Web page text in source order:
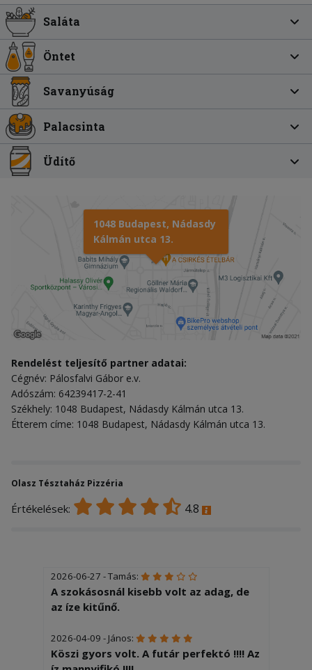
Saláta
Öntet
Savanyúság
Palacsinta
Üdítő
1048 Budapest, Nádasdy
Kálmán utca 13.
Rendelést teljesítő partner adatai:
Cégnév: Pálosfalvi Gábor e.v.
Adószám: 64239417-2-41
Székhely: 1048 Budapest, Nádasdy Kálmán utca 13.
Étterem címe: 1048 Budapest, Nádasdy Kálmán utca 13.
Olasz Tésztaház Pizzéria
Értékelések: 4.8
2026-06-27 - Tamás:
A szokásosnál kisebb volt az adag, de
az íze kitűnő.
2026-04-09 - János:
Köszi gyors volt. A futár perfektó !!!! Az